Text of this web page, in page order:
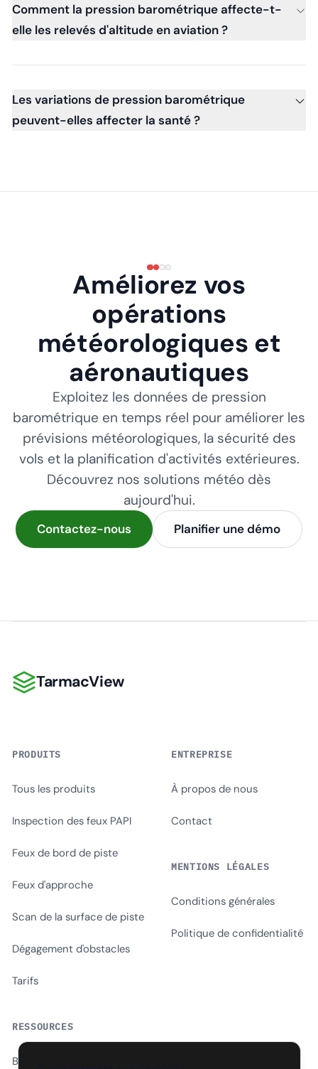
Comment la pression barométrique affecte-t-
elle les relevés d'altitude en aviation ?
Les variations de pression barométrique
peuvent-elles affecter la santé ?
Améliorez vos
opérations
météorologiques et
aéronautiques
Exploitez les données de pression
barométrique en temps réel pour améliorer les
prévisions météorologiques, la sécurité des
vols et la planification d'activités extérieures.
Découvrez nos solutions météo dès
aujourd'hui.
Contactez-nous Planifier une démo
TarmacView
TarmacView
PRODUITS
Tous les produits
Inspection des feux PAPI
Feux de bord de piste
Feux d'approche
Scan de la surface de piste
Dégagement d'obstacles
Tarifs
RESSOURCES
Blog
ENTREPRISE
À propos de nous
Contact
MENTIONS LÉGALES
Conditions générales
Politique de confidentialité